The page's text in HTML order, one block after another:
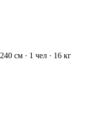
240 см · 1 чел · 16 кг